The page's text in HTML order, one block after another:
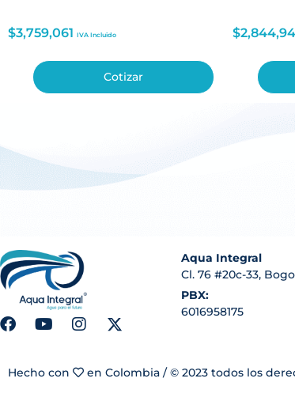
$3,759,061 IVA Incluido
Cotizar
$
Aqua Integral
Cl. 76 #20c-33,
PBX:
6016958175
Hecho con en Colombia / © 2023 todos los